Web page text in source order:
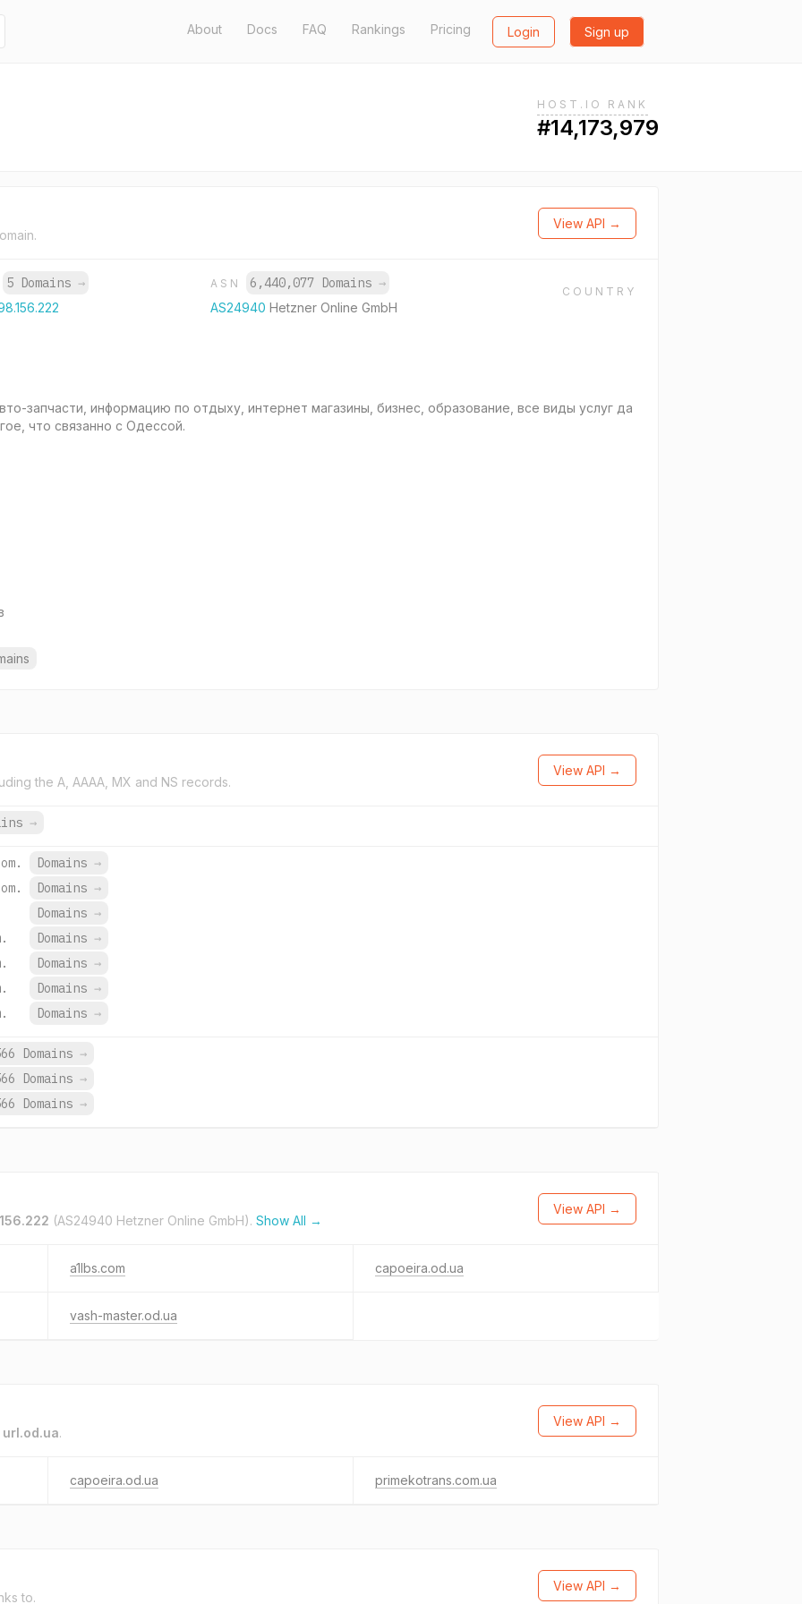
About Docs FAQ Rankings Pricing Login Sign up
HOST.IO RANK
#14,173,979
View API →
5 Domains → ASN 6,440,077 Domains →
AS24940Hetzner Online GmbH
COUNTRY
запчасти, информацию по отдыху, интернет магазины, бизнес, образование, все виды услуг да
что связанно с Одессой.
the A, AAAA, MX and NS records.
View API →
→
Domains →
Domains →
Domains →
Domains →
Domains →
Domains →
Domains →
Domains →
Domains →
Domains →
(AS24940 Hetzner Online GmbH). Show All →
View API →
a1lbs.com capoeira.od.ua
vash-master.od.ua
url.od.ua.
View API →
capoeira.od.ua primekotrans.com.ua
to.
View API →